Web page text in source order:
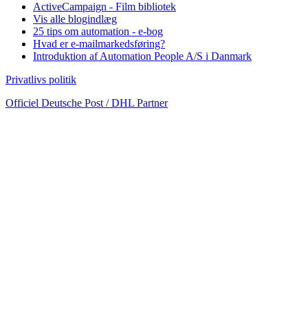
ActiveCampaign - Film bibliotek
Vis alle blogindlæg
25 tips om automation - e-bog
Hvad er e-mailmarkedsføring?
Introduktion af Automation People A/S i Danmark
Privatlivs politik
Officiel Deutsche Post / DHL Partner